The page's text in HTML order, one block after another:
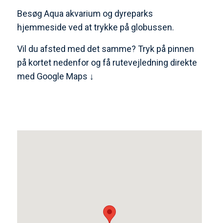
Besøg Aqua akvarium og dyreparks
hjemmeside ved at trykke på globussen.
Vil du afsted med det samme? Tryk på pinnen
på kortet nedenfor og få rutevejledning direkte
med Google Maps ↓